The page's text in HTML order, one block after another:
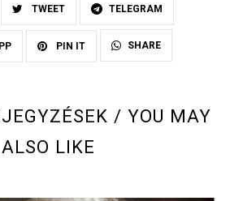
TWEET TELEGRAM
PIN IT SHARE
/ YOU MAY
ALSO LIKE